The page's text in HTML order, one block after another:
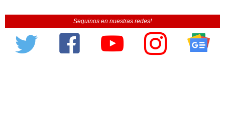
Seguinos en nuestras redes!